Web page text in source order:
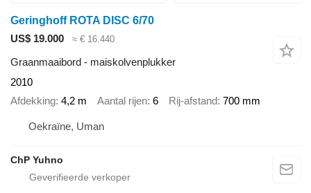
Geringhoff ROTA DISC 6/70
US$ 19.000
≈ € 16.440
Graanmaaibord - maiskolvenplukker
2010
Afdekking 4,2 m Aantal rijen 6 Rij-afstand 700 mm
Oekraïne, Uman
ChP Yuhno